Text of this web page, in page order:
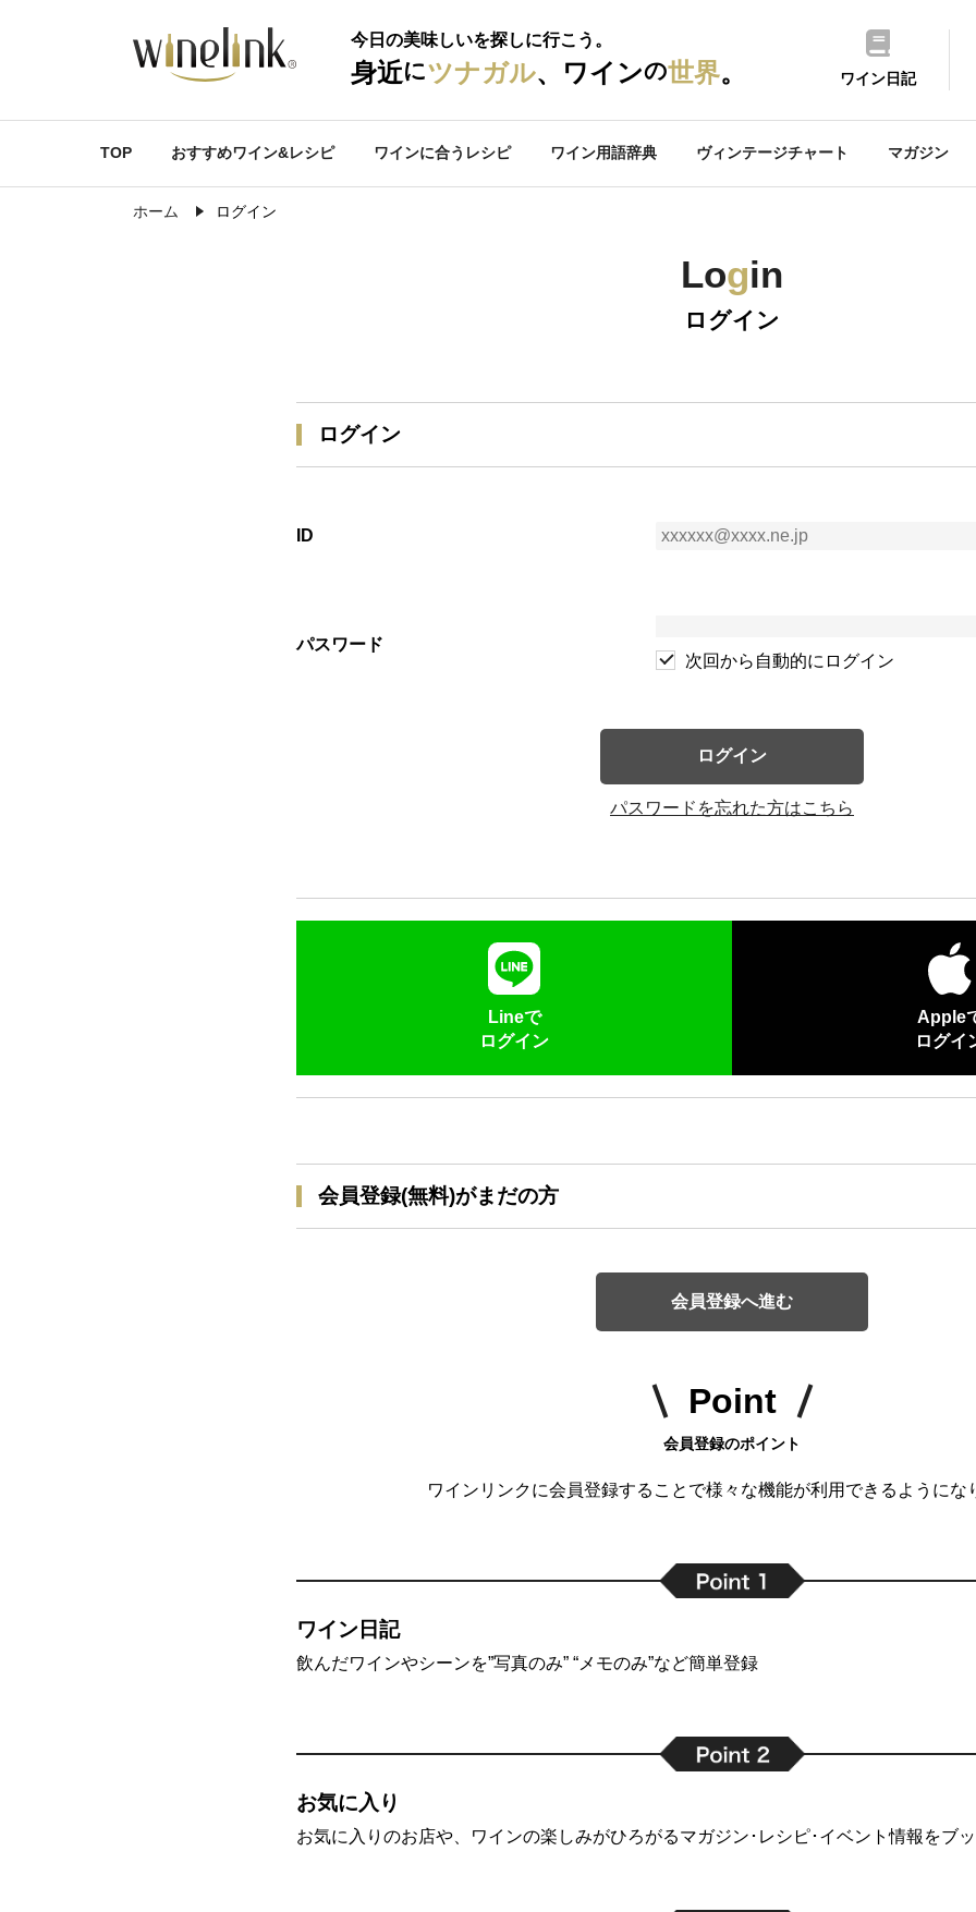
今日の美味しいを探しに行こう。
身近にツナガル、ワインの世界。 ワイン日記
TOP おすすめワイン&レシピ ワインに合うレシピ ワイン用語辞典 ヴィンテージチャート マガジン
ホーム ログイン
Login
ログイン
ログイン
ID
パスワード
次回から自動的にログイン
ログイン
パスワードを忘れた方はこちら
Lineで
ログイン
Apple
ログイ
会員登録(無料)がまだの方
会員登録へ進む
Point
会員登録のポイント
ワインリンクに会員登録することで様々な機能が利用できるようにな
ワイン日記
飲んだワインやシーンを”写真のみ” “メモのみ”など簡単登録
お気に入り
お気に入りのお店や、ワインの楽しみがひろがるマガジン･レシピ･イベント情報をブ